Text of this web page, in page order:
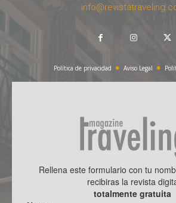
Política de privacidad Aviso Legal